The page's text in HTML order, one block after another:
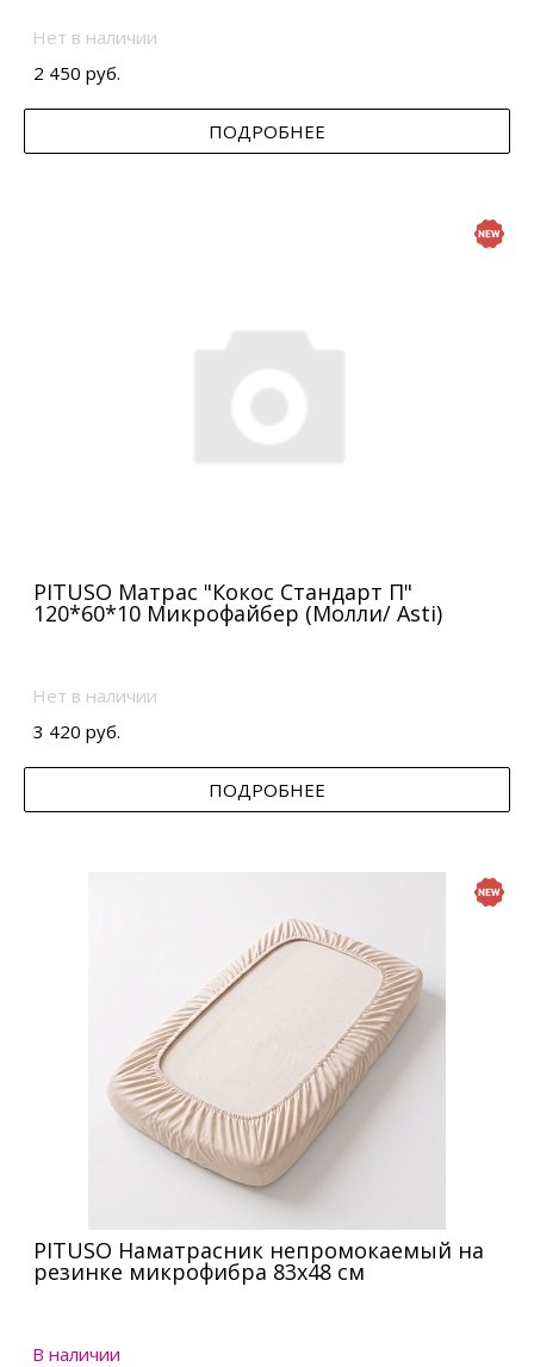
Нет в наличии
2 450 руб.
ПОДРОБНЕЕ
PITUSO Матрас "Кокос Стандарт П"
120*60*10 Микрофайбер (Молли/ Asti)
Нет в наличии
3 420 руб.
ПОДРОБНЕЕ
PITUSO Наматрасник непромокаемый на
резинке микрофибра 83х48 см
В наличии